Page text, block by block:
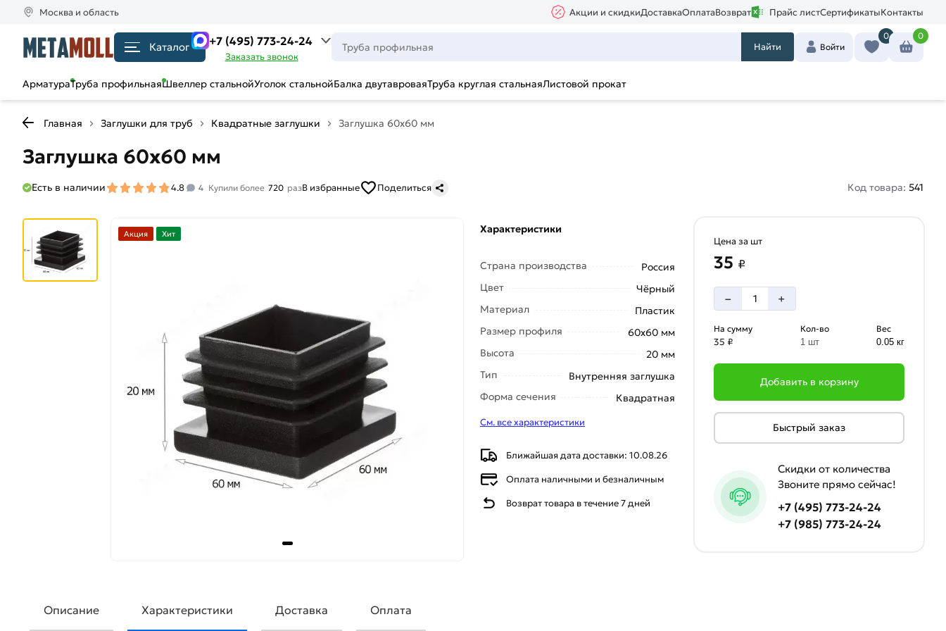
Москва и область Акции и скидкиДоставкаОплатаВозврат Прайс листСертификатыКонтакты
Каталог +7 (495) 773-24-24
Заказать звонок
Найти Войти
0 0
АрматураТруба профильнаяШвеллер стальнойУголок стальнойБалка двутавроваяТруба круглая стальнаяЛистовой прокат
Главная Заглушки для труб Квадратные заглушки Заглушка 60х60 мм
Заглушка 60х60 мм
Есть в наличии 4.8 4 Купили более 720 разВ избранные Поделиться Код товара: 541
Акция Хит Характеристики
Страна производства
Россия
Цвет
Чёрный
Материал
Пластик
Размер профиля
60х60 мм
Высота
20 мм
Тип
Внутренняя заглушка
Форма сечения
Квадратная
См. все характеристики
Ближайшая дата доставки: 10.08.26
Оплата наличными и безналичным
Возврат товара в течение 7 дней
Цена за шт
35 ₽
– +
На сумму
35 ₽
Кол-во
1 шт
Вес
0.05 кг
Добавить в корзину
Быстрый заказ
Скидки от количества
Звоните прямо сейчас!
+7 (495) 773-24-24
+7 (985) 773-24-24
Описание Характеристики Доставка
Оплата